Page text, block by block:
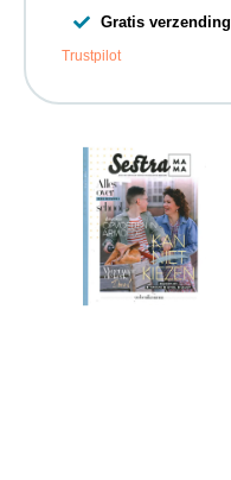
Gratis verzending
Trustpilot